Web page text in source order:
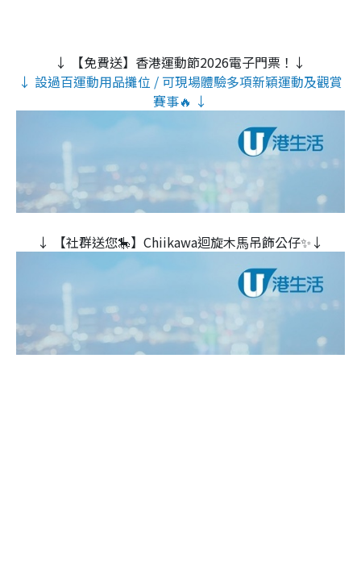
↓ 【免費送】香港運動節2026電子門票！↓
↓ 設過百運動用品攤位 / 可現場體驗多項新穎運動及觀賞
賽事🔥 ↓
↓ 【社群送您🎠】Chiikawa迴旋木⾺吊飾公仔✨↓